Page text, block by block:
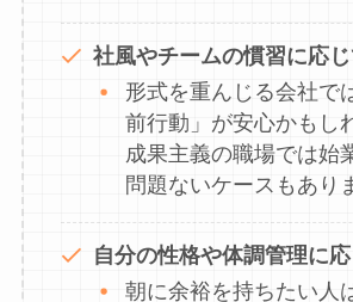
社風やチームの慣習に応
形式を重んじる会社で
前行動」が安心かもし
成果主義の職場では始
問題ないケースもあり
自分の性格や体調管理に
朝に余裕を持ちたい人